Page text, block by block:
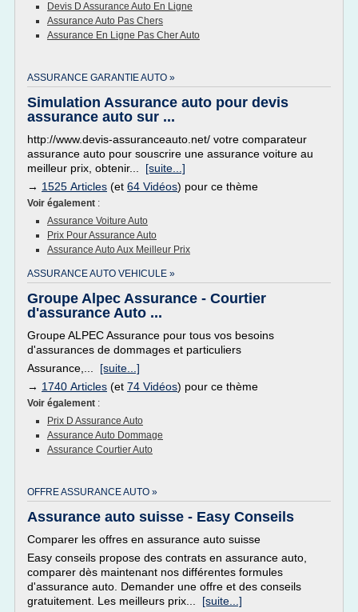
Devis D Assurance Auto En Ligne
Assurance Auto Pas Chers
Assurance En Ligne Pas Cher Auto
ASSURANCE GARANTIE AUTO »
Simulation Assurance auto pour devis
assurance auto sur ...
http://www.devis-assuranceauto.net/ votre comparateur
assurance auto pour souscrire une assurance voiture au
meilleur prix, obtenir... [suite...]
→ 1525 Articles (et 64 Vidéos) pour ce thème
Voir également :
Assurance Voiture Auto
Prix Pour Assurance Auto
Assurance Auto Aux Meilleur Prix
ASSURANCE AUTO VEHICULE »
Groupe Alpec Assurance - Courtier
d'assurance Auto ...
Groupe ALPEC Assurance pour tous vos besoins
d'assurances de dommages et particuliers
Assurance,... [suite...]
→ 1740 Articles (et 74 Vidéos) pour ce thème
Voir également :
Prix D Assurance Auto
Assurance Auto Dommage
Assurance Courtier Auto
OFFRE ASSURANCE AUTO »
Assurance auto suisse - Easy Conseils
Comparer les offres en assurance auto suisse
Easy conseils propose des contrats en assurance auto,
comparer dès maintenant nos différentes formules
d'assurance auto. Demander une offre et des conseils
gratuitement. Les meilleurs prix... [suite...]